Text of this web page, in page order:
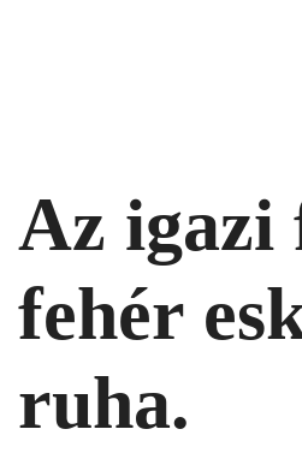
Az igazi
fehér
ruha.